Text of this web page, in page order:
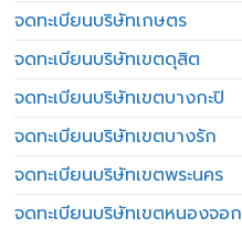
จดทะเบียนบริษัทเกษตร
จดทะเบียนบริษัทเขตดุสิต
จดทะเบียนบริษัทเขตบางกะปิ
จดทะเบียนบริษัทเขตบางรัก
จดทะเบียนบริษัทเขตพระนคร
จดทะเบียนบริษัทเขตหนองจอก